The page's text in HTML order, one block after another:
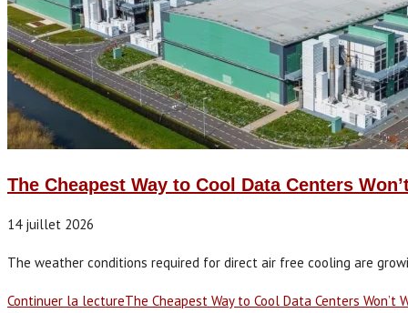
The Cheapest Way to Cool Data Centers
14 juillet 2026
The weather conditions required for direct air free cooling are
Continuer la lectureThe Cheapest Way to Cool Data Centers Won’t